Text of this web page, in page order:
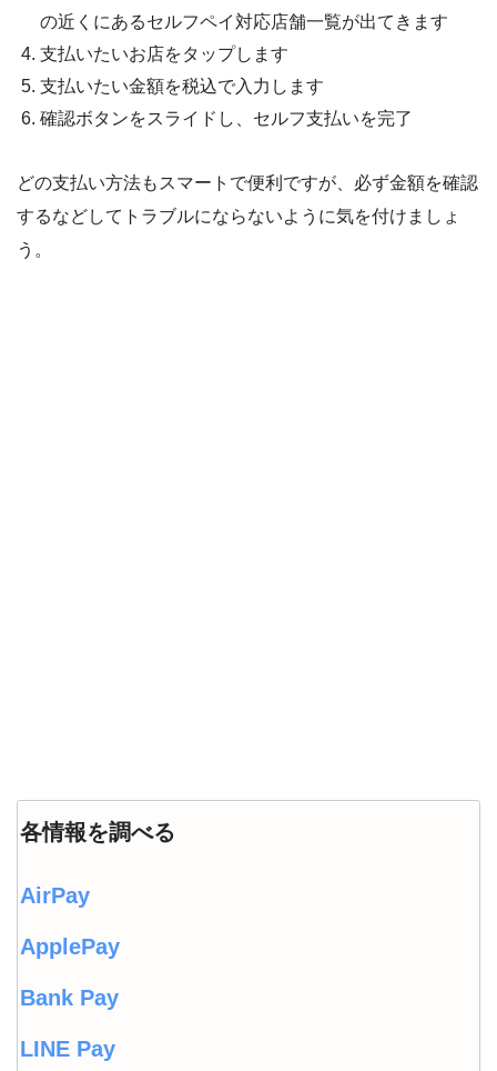
の近くにあるセルフペイ対応店舗一覧が出てきます
支払いたいお店をタップします
支払いたい金額を税込で入力します
確認ボタンをスライドし、セルフ支払いを完了
どの支払い方法もスマートで便利ですが、必ず金額を確認
するなどしてトラブルにならないように気を付けましょ
う。
各情報を調べる
AirPay
ApplePay
Bank Pay
LINE Pay